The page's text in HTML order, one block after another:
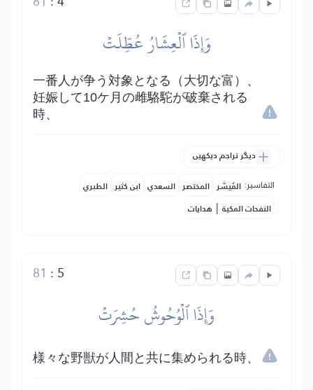
وَإِذَا ٱلۡعِشَارُ عُطِّلَتۡ
一番人が争う対象となる（大切な富）、
妊娠して10ケ月の雌駱駝が破棄される
時、
دیگر تراجم دیکھیں
التفاسير: المُيسَّر المختصر السعدي ابن كثير الطبري
النفحات المكية | هدايات
5
:
81
وَإِذَا ٱلۡوُحُوشُ حُشِرَتۡ
様々な野獣が人間と共に集められる時、